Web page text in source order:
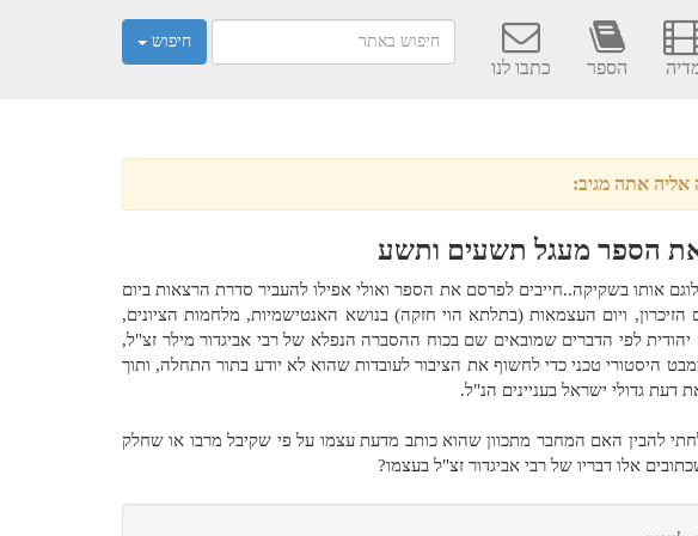
הספר כתבו לנו
חיפוש
אליה אתה מגיב:
הספר מעגל תשעים ותשע
אותו בשקיקה..חייבים לפרסם את הספר ואולי אפילו להעביר סדרת הרצאות ביום
הזיכרון, ויום העצמאות (בתלתא הוי חזקה) בנושא האנטישמיות, מלחמות הציונים,
יהודית לפי הדברים שמובאים שם בכוח ההסברה הנפלא של רבי אביגדור מילר זצ"ל,
היסטורי טכני כדי לחשוף את הציבור לעובדות שהוא לא יודע בתור התחלה, ותוך
דעת גדולי ישראל בעניינים הנ"ל.
להבין האם המחבר מתכוון שהוא כותב מדעת עצמו על פי שקיבל מרבו או שחלק
אלו דבריו של רבי אביגדור זצ"ל בעצמו?